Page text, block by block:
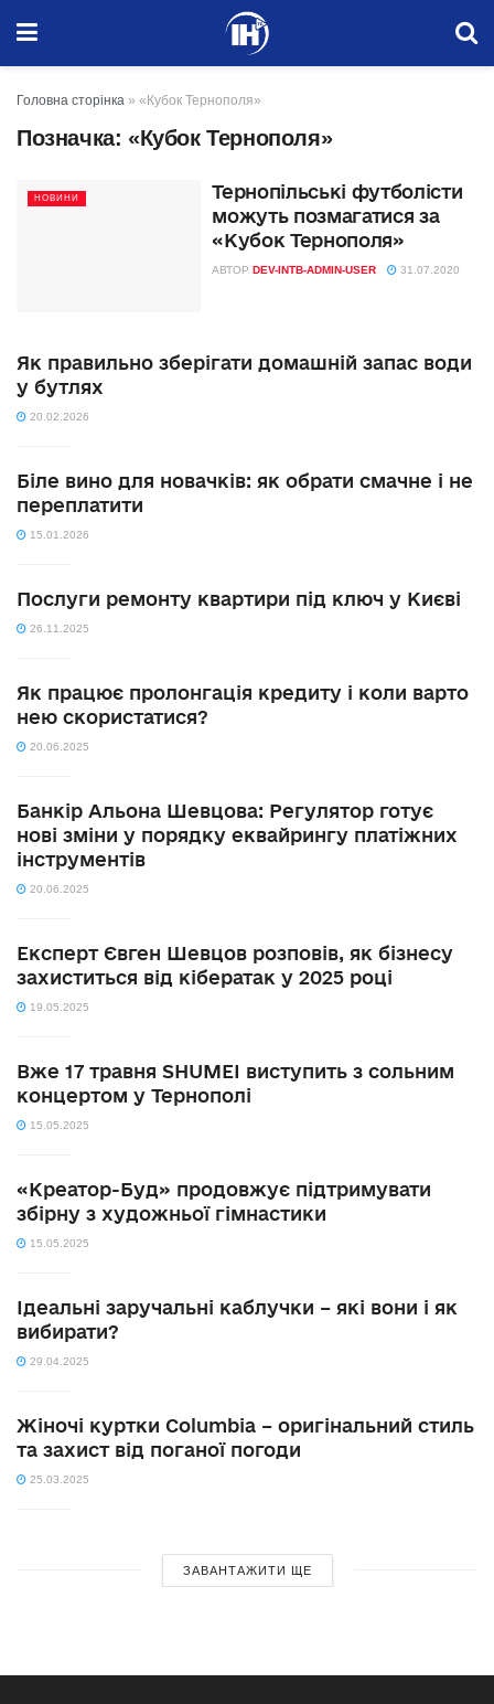
Головна сторінка » «Кубок Тернополя»
Позначка: «Кубок Тернополя»
НОВИНИ
Тернопільські футболісти
можуть позмагатися за
«Кубок Тернополя»
АВТОР DEV-INTB-ADMIN-USER 31.07.2020
Як правильно зберігати домашній запас води
у бутлях
20.02.2026
Біле вино для новачків: як обрати смачне і не
переплатити
15.01.2026
Послуги ремонту квартири під ключ у Києві
26.11.2025
Як працює пролонгація кредиту і коли варто
нею скористатися?
20.06.2025
Банкір Альона Шевцова: Регулятор готує
нові зміни у порядку еквайрингу платіжних
інструментів
20.06.2025
Експерт Євген Шевцов розповів, як бізнесу
захиститься від кібератак у 2025 році
19.05.2025
Вже 17 травня SHUMEI виступить з сольним
концертом у Тернополі
15.05.2025
«Креатор-Буд» продовжує підтримувати
збірну з художньої гімнастики
15.05.2025
Ідеальні заручальні каблучки – які вони і як
вибирати?
29.04.2025
Жіночі куртки Columbia – оригінальний стиль
та захист від поганої погоди
25.03.2025
ЗАВАНТАЖИТИ ЩЕ